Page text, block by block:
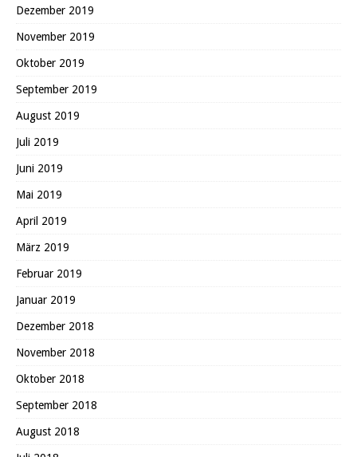
Dezember 2019
November 2019
Oktober 2019
September 2019
August 2019
Juli 2019
Juni 2019
Mai 2019
April 2019
März 2019
Februar 2019
Januar 2019
Dezember 2018
November 2018
Oktober 2018
September 2018
August 2018